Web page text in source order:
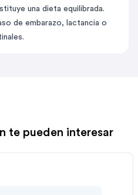
una dieta equilibrada.
de embarazo, lactancia o
te pueden interesar